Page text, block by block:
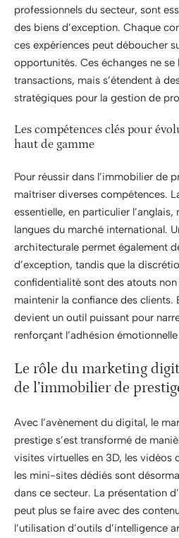
professionnels du secteur, sont
des biens d’exception. Chaque
ces expériences peut déboucher
opportunités. Ces échanges ne
transactions, mais s’étendent à
stratégiques pour la gestion de
Les compétences clés pour
haut de gamme
Pour réussir dans l’immobilier de
maîtriser diverses compétences.
essentielle, en particulier l’anglais,
langues du marché international.
architecturale permet également
d’exception, tandis que la
confidentialité sont des atouts
maintenir la confiance des clients.
devient un outil puissant pour
renforçant l’adhésion
Le rôle du marketing
de l’immobilier de
Avec l’avènement du digital, le
prestige s’est transformé de
visites virtuelles en 3D, les vidéos
les mini-sites dédiés sont
dans ce secteur. La présentation
peut plus se faire avec des
l’utilisation d’outils d’intelligence